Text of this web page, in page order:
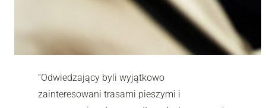
“Odwiedzający byli wyjątkowo
zainteresowani trasami pieszymi i